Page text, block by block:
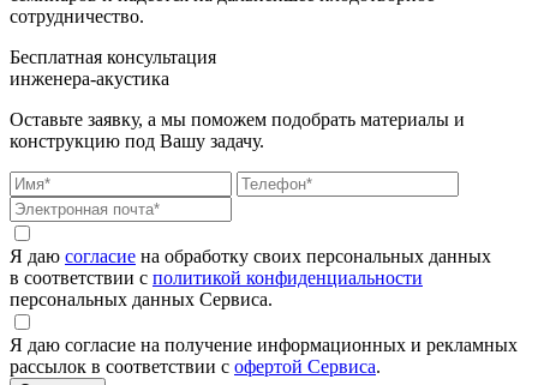
сотрудничество.
Бесплатная консультация
инженера-акустика
Оставьте заявку, а мы поможем подобрать материалы и
конструкцию под Вашу задачу.
Я даю согласие на обработку своих персональных данных
в соответствии с политикой конфиденциальности
персональных данных Сервиса.
Я даю согласие на получение информационных и рекламных
рассылок в соответствии с офертой Сервиса.